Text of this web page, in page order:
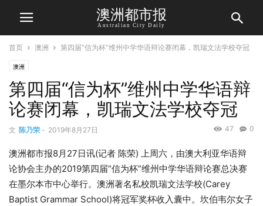
澳洲都市报
Australian City Daily
首页 澳洲 第四届“信为杯”维州中学华语辩论赛闭幕，凯瑞文法学校夺冠
澳洲
第四届“信为杯”维州中学华语辩
论赛闭幕，凯瑞文法学校夺冠
文 陈乃荣 - 2019年8月27日 0
47
澳洲都市报8月27日讯(记者 陈荣) 上周六，由澳大利亚华语辩
论协会主办的2019第四届“信为杯”维州中学华语辩论赛总决赛
在墨尔本市中心举行。澳洲著名私校凯瑞文法学校(Carey
Baptist Grammar School)将冠军奖杯收入囊中。坎伯韦尔女子